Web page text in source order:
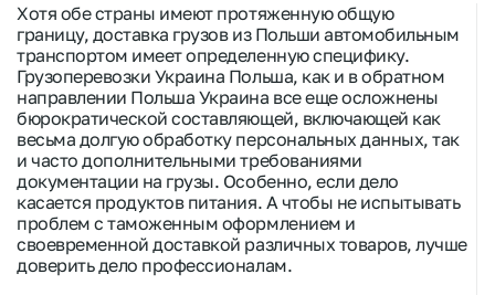
Хотя обе страны имеют протяженную общую
границу, доставка грузов из Польши автомобильным
транспортом имеет определенную специфику.
Грузоперевозки Украина Польша, как и в обратном
направлении Польша Украина все еще осложнены
бюрократической составляющей, включающей как
весьма долгую обработку персональных данных, так
и часто дополнительными требованиями
документации на грузы. Особенно, если дело
касается продуктов питания. А чтобы не испытывать
проблем с таможенным оформлением и
своевременной доставкой различных товаров, лучше
доверить дело профессионалам.